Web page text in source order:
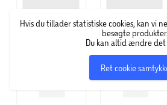
Hvis du tillader statistiske cookies, kan vi
besøgte produkter.
Du kan altid ændre det
Ret cookie